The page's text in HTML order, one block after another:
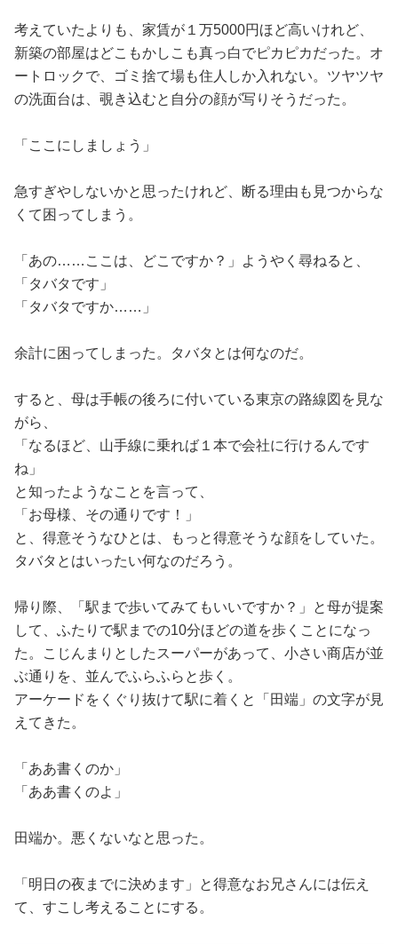
考えていたよりも、家賃が１万5000円ほど高いけれど、
新築の部屋はどこもかしこも真っ白でピカピカだった。オ
ートロックで、ゴミ捨て場も住人しか入れない。ツヤツヤ
の洗面台は、覗き込むと自分の顔が写りそうだった。
「ここにしましょう」
急すぎやしないかと思ったけれど、断る理由も見つからな
くて困ってしまう。
「あの……ここは、どこですか？」ようやく尋ねると、
「タバタです」
「タバタですか……」
余計に困ってしまった。タバタとは何なのだ。
すると、母は手帳の後ろに付いている東京の路線図を見な
がら、
「なるほど、山手線に乗れば１本で会社に行けるんです
ね」
と知ったようなことを言って、
「お母様、その通りです！」
と、得意そうなひとは、もっと得意そうな顔をしていた。
タバタとはいったい何なのだろう。
帰り際、「駅まで歩いてみてもいいですか？」と母が提案
して、ふたりで駅までの10分ほどの道を歩くことになっ
た。こじんまりとしたスーパーがあって、小さい商店が並
ぶ通りを、並んでふらふらと歩く。
アーケードをくぐり抜けて駅に着くと「田端」の文字が見
えてきた。
「ああ書くのか」
「ああ書くのよ」
田端か。悪くないなと思った。
「明日の夜までに決めます」と得意なお兄さんには伝え
て、すこし考えることにする。